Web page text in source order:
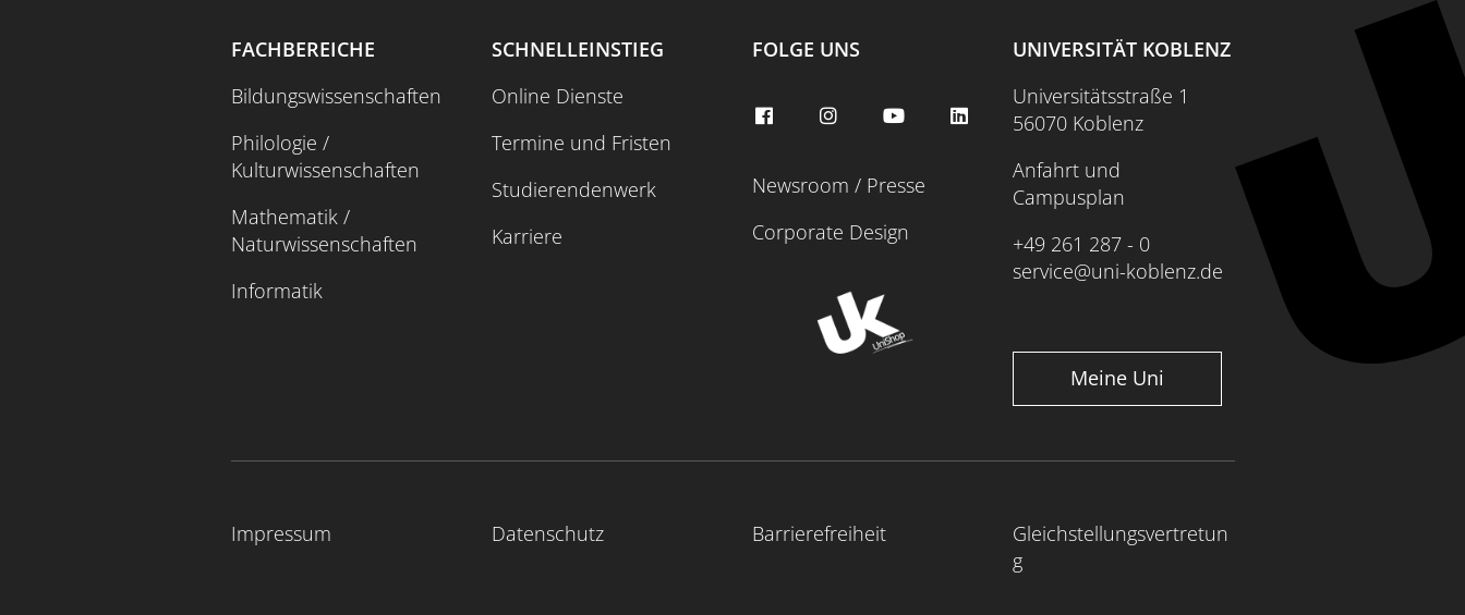
FACHBEREICHE
Bildungswissenschaften
Philologie /
Kulturwissenschaften
Mathematik /
Naturwissenschaften
Informatik
SCHNELLEINSTIEG
Online Dienste
Termine und Fristen
Studierendenwerk
Karriere
FOLGE UNS
Newsroom / Presse
Corporate Design
UNIVERSITÄT KOBLENZ
Universitätsstraße 1
56070 Koblenz
Anfahrt und
Campusplan
+49 261 287 - 0
service@uni-koblenz.de
Meine Uni
Impressum Datenschutz Barrierefreiheit
Gleichstellungsvertretun
g